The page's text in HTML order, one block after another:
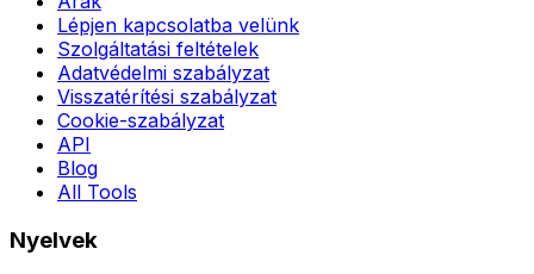
Lépjen kapcsolatba velünk
Szolgáltatási feltételek
Adatvédelmi szabályzat
Visszatérítési szabályzat
Cookie-szabályzat
API
Blog
All Tools
Nyelvek